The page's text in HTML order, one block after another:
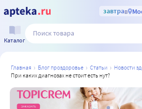
завтрав
Каталог
главная блог проздоровье статьи
новости
при каких диагнозах не стоит есть нут?